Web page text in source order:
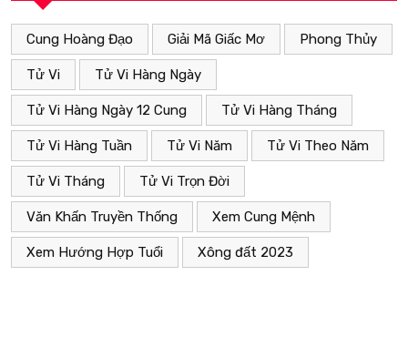
Cung Hoàng Đạo Giải Mã Giấc Mơ Phong Thủy
Tử Vi Tử Vi Hàng Ngày
Tử Vi Hàng Ngày 12 Cung Tử Vi Hàng Tháng
Tử Vi Hàng Tuần Tử Vi Năm Tử Vi Theo Năm
Tử Vi Tháng Tử Vi Trọn Đời
Văn Khấn Truyền Thống Xem Cung Mệnh
Xem Hướng Hợp Tuổi Xông đất 2023